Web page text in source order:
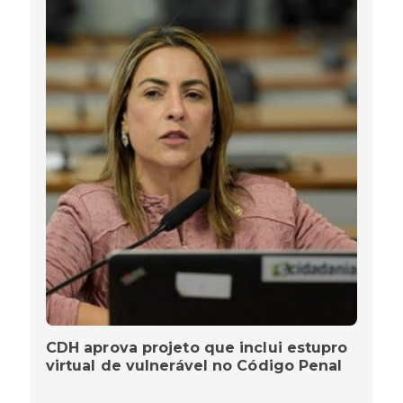
CDH aprova projeto que inclui estupro
virtual de vulnerável no Código Penal